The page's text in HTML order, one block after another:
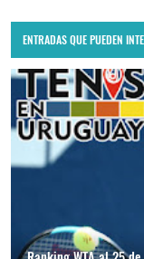
ENTRADAS QUE PUEDEN